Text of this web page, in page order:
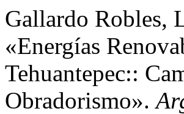
Gallardo Robles,
«Energías
Tehuantepec::
Obradorismo».